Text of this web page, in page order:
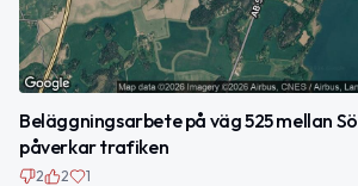
Beläggningsarbete på väg 525 mellan
påverkar trafiken
2 2 1